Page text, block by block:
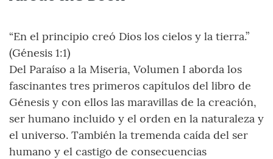
“En el principio creó Dios los cielos y la tierra.”
(Génesis 1:1)
Del Paraíso a la Miseria, Volumen I aborda los
fascinantes tres primeros capítulos del libro de
Génesis y con ellos las maravillas de la creación,
ser humano incluido y el orden en la naturaleza y
el universo. También la tremenda caída del ser
humano y el castigo de consecuencias